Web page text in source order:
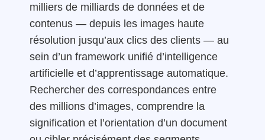
milliers de milliards de données et de
contenus — depuis les images haute
résolution jusqu’aux clics des clients — au
sein d’un framework unifié d’intelligence
artificielle et d’apprentissage automatique.
Rechercher des correspondances entre
des millions d’images, comprendre la
signification et l’orientation d’un document